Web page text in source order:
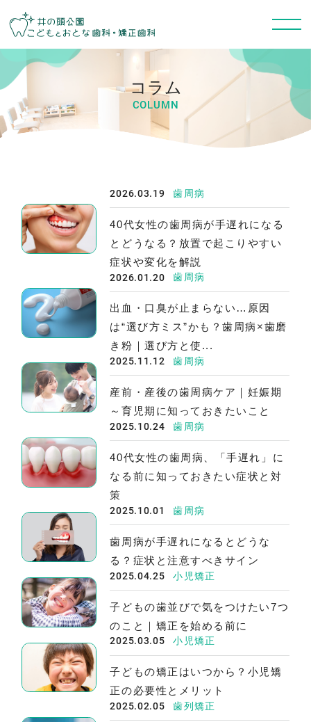
コラム
COLUMN
2026.03.19 歯周病
40代女性の歯周病が手遅れになる
とどうなる？放置で起こりやすい
症状や変化を解説
2026.01.20 歯周病
出血・口臭が止まらない…原因
は“選び方ミス”かも？歯周病×歯磨
き粉｜選び方と使...
2025.11.12 歯周病
産前・産後の歯周病ケア｜妊娠期
～育児期に知っておきたいこと
2025.10.24 歯周病
40代女性の歯周病、「手遅れ」に
なる前に知っておきたい症状と対
策
2025.10.01 歯周病
歯周病が手遅れになるとどうな
る？症状と注意すべきサイン
2025.04.25 小児矯正
子どもの歯並びで気をつけたい7つ
のこと｜矯正を始める前に
2025.03.05 小児矯正
子どもの矯正はいつから？小児矯
正の必要性とメリット
2025.02.05 歯列矯正